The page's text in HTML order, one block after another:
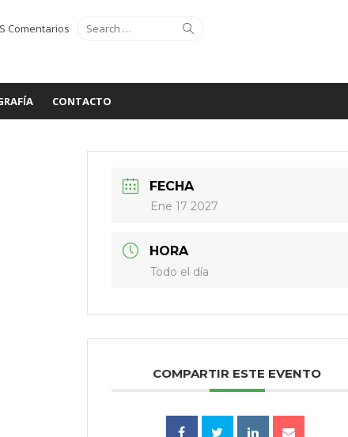
Search
for:
Comentarios
CONTACTO
FECHA
Ene 17 2027
HORA
Todo el día
COMPARTIR ESTE EVENTO